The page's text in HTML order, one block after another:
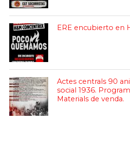
ERE encubierto en
Actes centrals 90
social 1936.
Materials de venda.